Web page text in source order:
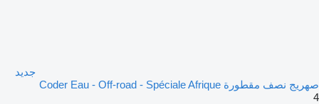
جديد
صهريج نصف مقطورة Coder Eau - Off-road - Spéciale Afrique
4